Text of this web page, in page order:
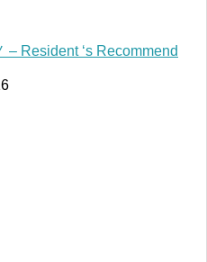
Resident ‘s Recommend